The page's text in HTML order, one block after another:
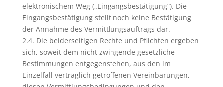
elektronischem Weg („Eingangsbestätigung“). Die
Eingangsbestätigung stellt noch keine Bestätigung
der Annahme des Vermittlungsauftrags dar.
2.4. Die beiderseitigen Rechte und Pflichten ergeben
sich, soweit dem nicht zwingende gesetzliche
Bestimmungen entgegenstehen, aus den im
Einzelfall vertraglich getroffenen Vereinbarungen,